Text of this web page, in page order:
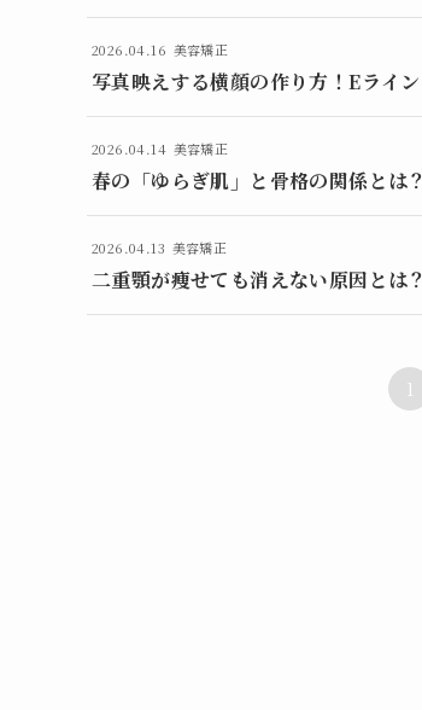
2026.04.16 美容矯正
写真映えする横顔の作り方！Eライ
2026.04.14 美容矯正
春の「ゆらぎ肌」と骨格の関係とは
2026.04.13 美容矯正
二重顎が痩せても消えない原因とは
1